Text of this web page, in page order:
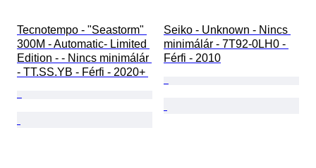
Tecnotempo - "Seastorm"
300M - Automatic- Limited
Edition - - Nincs minimálár
- TT.SS.YB - Férfi - 2020+
Seiko - Unknown - Nincs
minimálár - 7T92-0LH0 -
Férfi - 2010